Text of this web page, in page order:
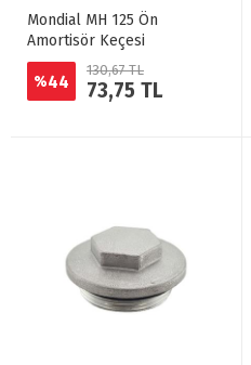
Mondial MH 125 Ön
Amortisör Keçesi
%44
130,67 TL
73,75 TL